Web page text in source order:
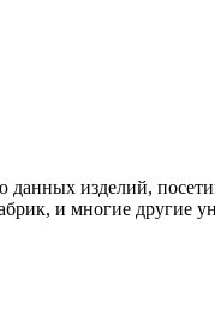
изделий,
и многие